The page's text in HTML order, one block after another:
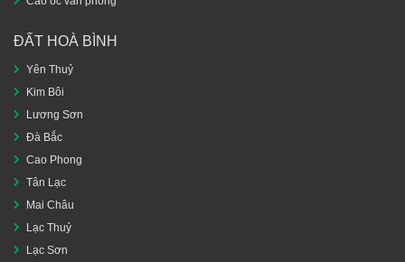
ĐẤT HOÀ BÌNH
Yên Thuỷ
Kim Bôi
Lương Sơn
Đà Bắc
Cao Phong
Tân Lạc
Mai Châu
Lạc Thuỷ
Lạc Sơn